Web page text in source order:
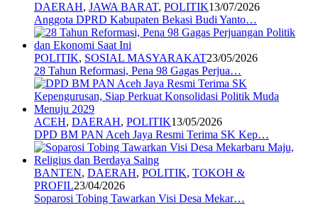
DAERAH, JAWA BARAT, POLITIK13/07/2026
Anggota DPRD Kabupaten Bekasi Budi Yanto…
POLITIK, SOSIAL MASYARAKAT23/05/2026
28 Tahun Reformasi, Pena 98 Gagas Perjua…
ACEH, DAERAH, POLITIK13/05/2026
DPD BM PAN Aceh Jaya Resmi Terima SK Kep…
BANTEN, DAERAH, POLITIK, TOKOH &
PROFIL23/04/2026
Soparosi Tobing Tawarkan Visi Desa Mekar…